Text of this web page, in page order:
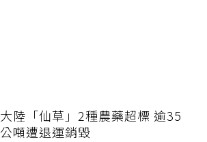
大陸「仙草」2種農藥超標 逾35
公噸遭退運銷毀